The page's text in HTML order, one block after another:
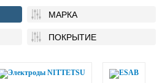
МАРКА
ПОКРЫТИЕ